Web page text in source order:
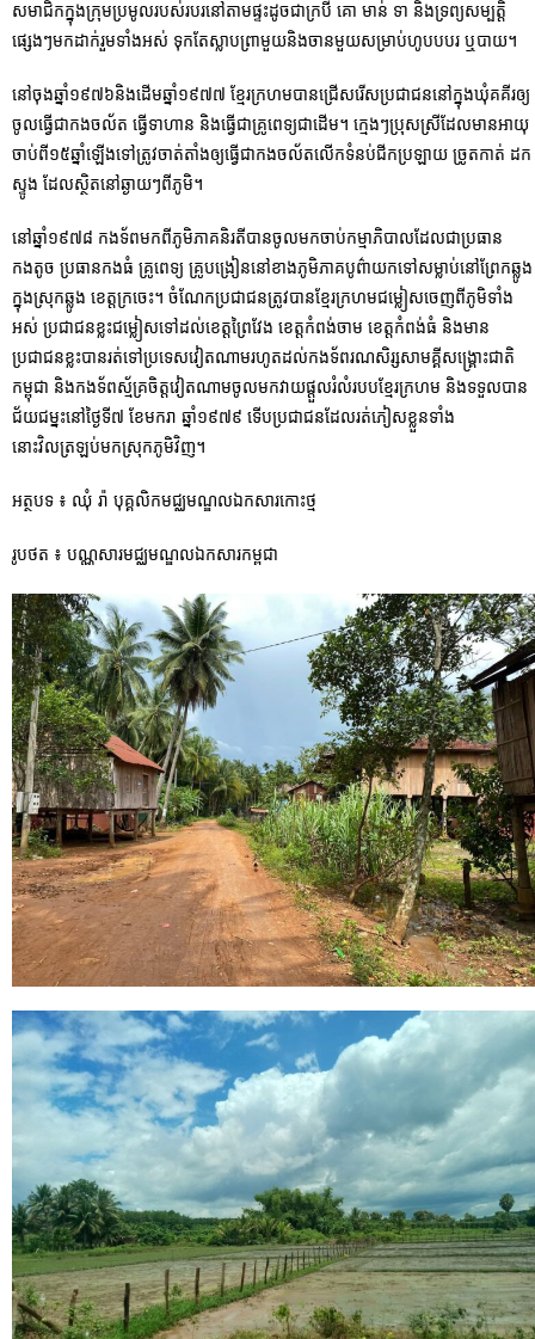
សមាជិកក្នុងក្រុមប្រមូលរបស់របរនៅតាមផ្ទះដូចជាក្របី គោ មាន់ ទា និងទ្រព្យសម្បត្តិ
ផ្សេងៗមកដាក់រួមទាំងអស់ ទុកតែស្លាបព្រាមួយនិងចានមួយសម្រាប់ហូបបបរ ឬបាយ។
នៅចុងឆ្នាំ១៩៧៦និងដើមឆ្នាំ១៩៧៧ ខ្មែរក្រហមបានជ្រើសរើសប្រជាជននៅក្នុងឃុំគគីរឲ្យ
ចូលធ្វើជាកងចល័ត ធ្វើទាហាន និងធ្វើជាគ្រូពេទ្យជាដើម។ ក្មេងៗប្រុសស្រីដែលមានអាយុ
ចាប់ពី១៥ឆ្នាំឡើងទៅត្រូវចាត់តាំងឲ្យធ្វើជាកងចល័តលើកទំនប់ជីកប្រឡាយ ច្រូតកាត់ ដក
ស្ទូង ដែលស្ថិតនៅឆ្ងាយៗពីភូមិ។
នៅឆ្នាំ១៩៧៨ កងទ័ពមកពីភូមិភាគនិរតីបានចូលមកចាប់កម្មាភិបាលដែលជាប្រធាន
កងតូច ប្រធានកងធំ គ្រូពេទ្យ គ្រូបង្រៀននៅខាងភូមិភាគបូព៌ាយកទៅសម្លាប់នៅព្រែកឆ្លូង
ក្នុងស្រុកឆ្លូង ខេត្តក្រចេះ។ ចំណែកប្រជាជនត្រូវបានខ្មែរក្រហមជម្លៀសចេញពីភូមិទាំង
អស់ ប្រជាជនខ្លះជម្លៀសទៅដល់ខេត្តព្រៃវែង ខេត្តកំពង់ចាម ខេត្តកំពង់ធំ និងមាន
ប្រជាជនខ្លះបានរត់ទៅប្រទេសវៀតណាមរហូតដល់កងទ័ពរណសិរ្សសាមគ្គីសង្រ្គោះជាតិ
កម្ពុជា និងកងទ័ពស្ម័គ្រចិត្តវៀតណាមចូលមកវាយផ្តួលរំលំរបបខ្មែរក្រហម និងទទួលបាន
ជ័យជម្នះនៅថ្ងៃទី៧ ខែមករា ឆ្នាំ១៩៧៩ ទើបប្រជាជនដែលរត់ភៀសខ្លួនទាំង
នោះវិលត្រឡប់មកស្រុកភូមិវិញ។
អត្ថបទ ៖ ឈុំ រ៉ា បុគ្គលិកមជ្ឈមណ្ឌលឯកសារកោះថ្ម
រូបថត ៖ បណ្ណសារមជ្ឈមណ្ឌលឯកសារកម្ពជា